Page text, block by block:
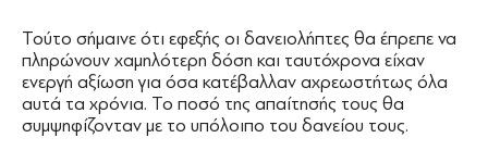
Τούτο σήμαινε ότι εφεξής οι δανειολήπτες θα έπρεπε να
πληρώνουν χαμηλότερη δόση και ταυτόχρονα είχαν
ενεργή αξίωση για όσα κατέβαλλαν αχρεωστήτως όλα
αυτά τα χρόνια. Το ποσό της απαίτησής τους θα
συμψηφίζονταν με το υπόλοιπο του δανείου τους.